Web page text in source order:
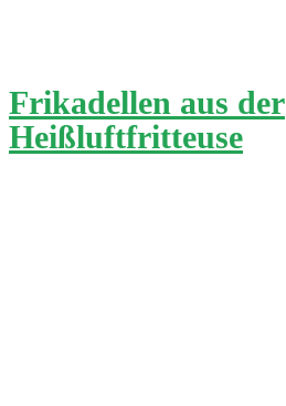
Frikadellen aus der
Heißluftfritteuse